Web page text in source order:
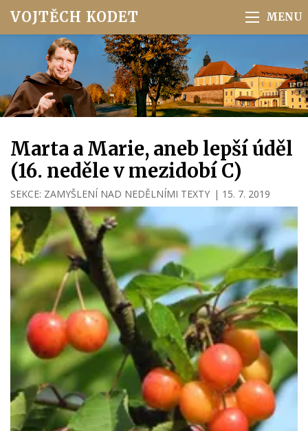
VOJTĚCH KODET
Marta a Marie, aneb lepší úděl
(16. neděle v mezidobí C)
SEKCE: ZAMYŠLENÍ NAD NEDĚLNÍMI TEXTY | 15. 7. 2019